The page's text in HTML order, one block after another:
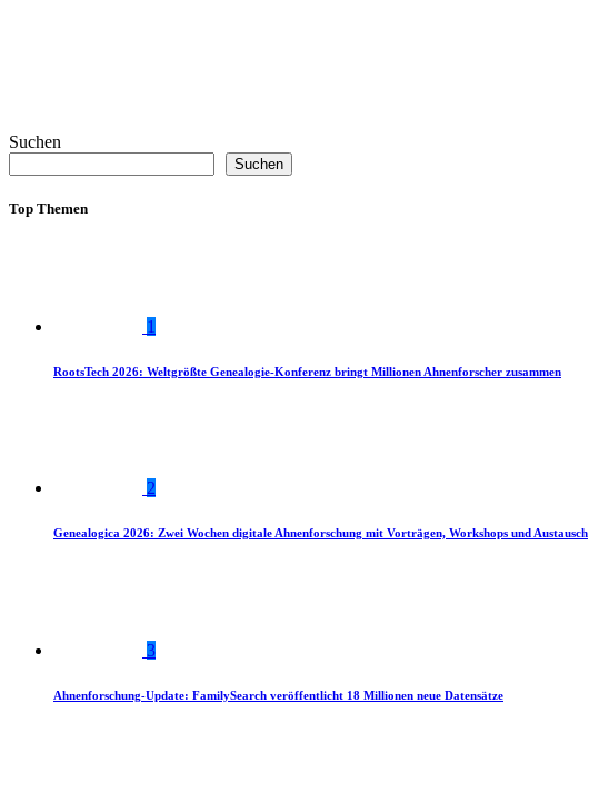
Suchen
Suchen
Top Themen
1
RootsTech 2026: Weltgrößte Genealogie-Konferenz bringt Millionen Ahnenforscher zusammen
2
Genealogica 2026: Zwei Wochen digitale Ahnenforschung mit Vorträgen, Workshops und Austausch
3
Ahnenforschung-Update: FamilySearch veröffentlicht 18 Millionen neue Datensätze